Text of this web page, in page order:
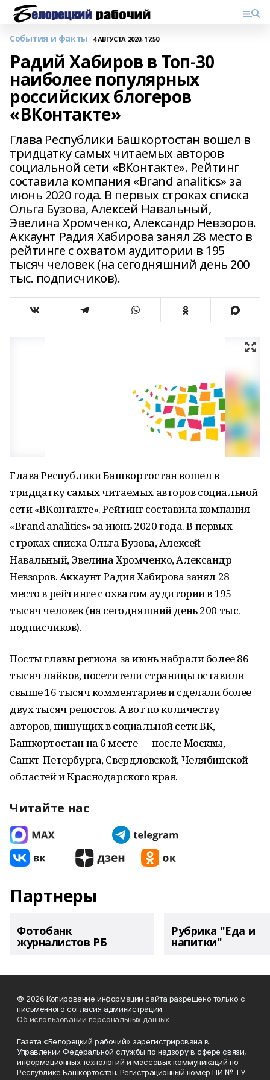
События и факты 4 АВГУСТА 2020, 17:50
Радий Хабиров в Топ-30
наиболее популярных
российских блогеров
«ВКонтакте»
Глава Республики Башкортостан вошел в
тридцатку самых читаемых авторов
социальной сети «ВКонтакте». Рейтинг
составила компания «Brand analitics» за
июнь 2020 года. В первых строках списка
Ольга Бузова, Алексей Навальный,
Эвелина Хромченко, Александр Невзоров.
Аккаунт Радия Хабирова занял 28 место в
рейтинге с охватом аудитории в 195
тысяч человек (на сегодняшний день 200
тыс. подписчиков).
Глава Республики Башкортостан вошел в
тридцатку самых читаемых авторов социальной
сети «ВКонтакте». Рейтинг составила компания
«Brand analitics» за июнь 2020 года. В первых
строках списка Ольга Бузова, Алексей
Навальный, Эвелина Хромченко, Александр
Невзоров. Аккаунт Радия Хабирова занял 28
место в рейтинге с охватом аудитории в 195
тысяч человек (на сегодняшний день 200 тыс.
подписчиков).
Посты главы региона за июнь набрали более 86
тысяч лайков, посетители страницы оставили
свыше 16 тысяч комментариев и сделали более
двух тысяч репостов. А вот по количеству
авторов, пишущих в социальной сети ВК,
Башкортостан на 6 месте — после Москвы,
Санкт-Петербурга, Свердловской, Челябинской
областей и Краснодарского края.
Читайте нас
Партнеры
Фотобанк
журналистов РБ
Рубрика "Еда и
напитки"
© 2026 Копирование информации сайта разрешено только с
письменного согласия администрации.
Об использовании персональных данных
Газета «Белорецкий рабочий» зарегистрирована в
Управлении Федеральной службы по надзору в сфере связи,
информационных технологий и массовых коммуникаций по
Республике Башкортостан. Регистрационный номер ПИ № ТУ